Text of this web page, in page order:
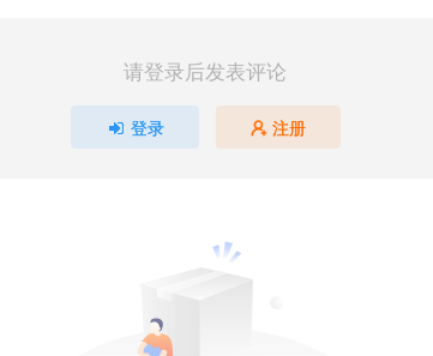
请登录后发表评论
登录 注册